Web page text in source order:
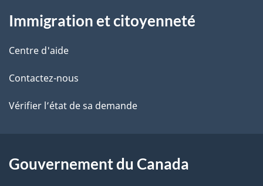
i
l
s
d
l
propos
de
ce
site
Immigration et citoyenneté
Centre d'aide
Contactez-nous
Vérifier l’état de sa demande
Gouvernement du Canada